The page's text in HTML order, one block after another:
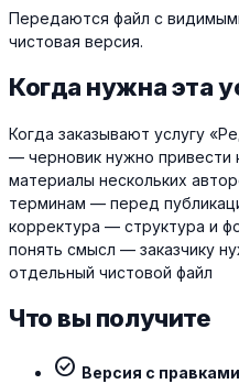
Передаются файл с
чистовая версия.
Когда нужна эта
Когда заказывают услугу
— черновик нужно привести
материалы нескольких
терминам — перед
корректура — структура и
понять смысл — заказчику
отдельный чистовой файл
Что вы получите
check_circle Версия с